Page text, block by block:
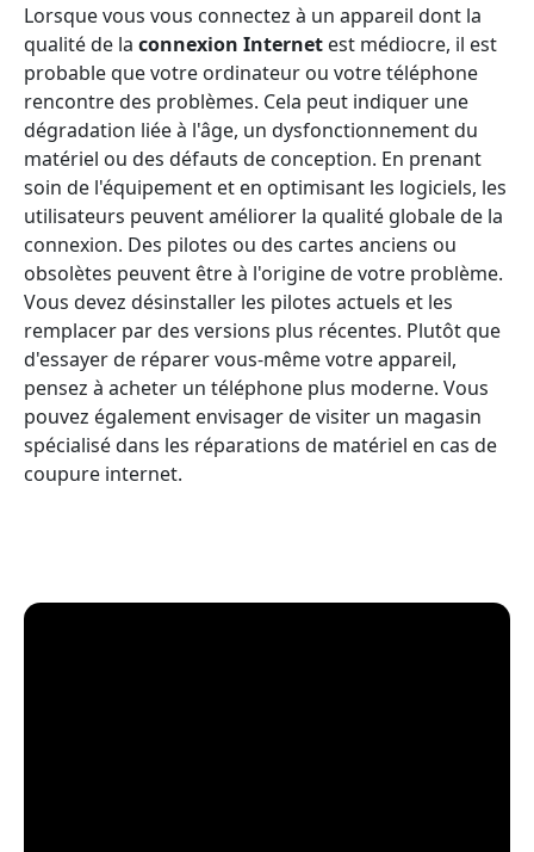
Lorsque vous vous connectez à un appareil dont la
qualité de la connexion Internet est médiocre, il est
probable que votre ordinateur ou votre téléphone
rencontre des problèmes. Cela peut indiquer une
dégradation liée à l'âge, un dysfonctionnement du
matériel ou des défauts de conception. En prenant
soin de l'équipement et en optimisant les logiciels, les
utilisateurs peuvent améliorer la qualité globale de la
connexion. Des pilotes ou des cartes anciens ou
obsolètes peuvent être à l'origine de votre problème.
Vous devez désinstaller les pilotes actuels et les
remplacer par des versions plus récentes. Plutôt que
d'essayer de réparer vous-même votre appareil,
pensez à acheter un téléphone plus moderne. Vous
pouvez également envisager de visiter un magasin
spécialisé dans les réparations de matériel en cas de
coupure internet.